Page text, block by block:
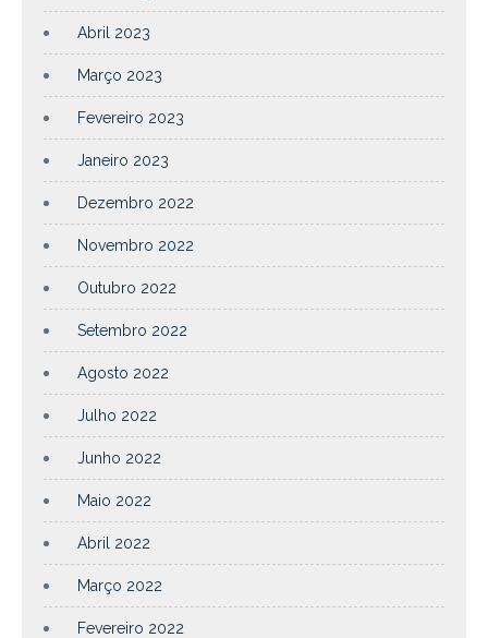
Abril 2023
Março 2023
Fevereiro 2023
Janeiro 2023
Dezembro 2022
Novembro 2022
Outubro 2022
Setembro 2022
Agosto 2022
Julho 2022
Junho 2022
Maio 2022
Abril 2022
Março 2022
Fevereiro 2022